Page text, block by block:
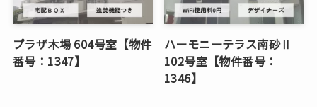
プラザ木場 604号室【物件
番号：1347】
ハーモニーテラス南砂Ⅱ
102号室【物件番号：
1346】